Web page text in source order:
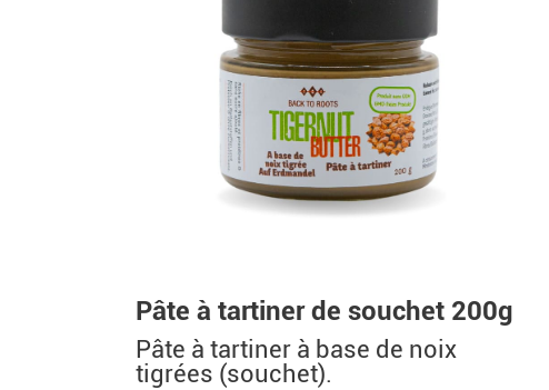
Pâte à tartiner de souchet 200g
Pâte à tartiner à base de noix
tigrées (souchet).